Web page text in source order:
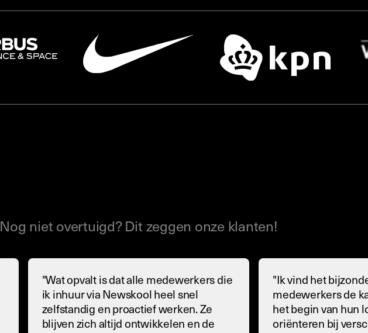
Nog niet overtuigd? Dit zeggen onze klanten!
"Wat opvalt is dat alle medewerkers die
ik inhuur via Newskool heel snel
zelfstandig en proactief werken. Ze
blijven zich altijd ontwikkelen en de
"Ik vind het
medewerkers de
het begin van hun
oriënteren bij